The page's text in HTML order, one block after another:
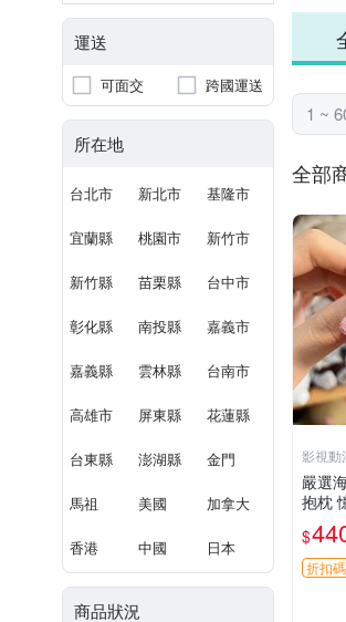
運送
可面交 跨國運送
所在地
台北市 新北市 基隆市
宜蘭縣 桃園市 新竹市
新竹縣 苗栗縣 台中市
彰化縣 南投縣 嘉義市
嘉義縣 雲林縣 台南市
高雄市 屏東縣 花蓮縣
台東縣 澎湖縣 金門
馬祖 美國 加拿大
香港 中國 日本
商品狀況
1 ~
全部
影視動
嚴選
抱枕
m 高
熊、
$
折扣碼